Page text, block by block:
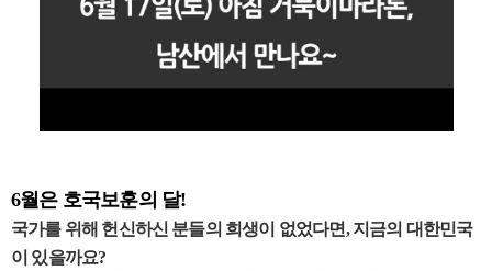
6월은 호국보훈의 달!
국가를 위해 헌신하신 분들의 희생이 없었다면, 지금의 대한민국
이 있을까요?